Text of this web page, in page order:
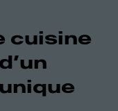
cuisine